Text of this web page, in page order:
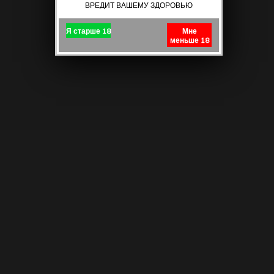
ВРЕДИТ ВАШЕМУ ЗДОРОВЬЮ
Я старше 18
Мне
меньше 18